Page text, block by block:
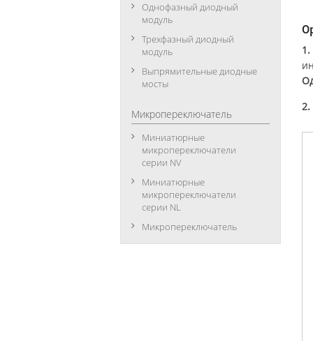
2.
Однофазный диодный
модуль
Трехфазный диодный
модуль
Выпрямительные диодные
мосты
Микропереключатель
Миниатюрные
микропереключатели
серии NV
Миниатюрные
микропереключатели
серии NL
Микропереключатель